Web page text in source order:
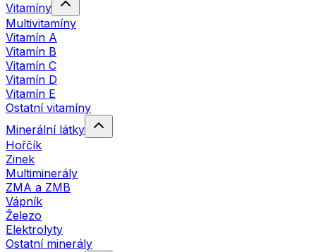
Vitamíny
Multivitamíny
Vitamín A
Vitamín B
Vitamín C
Vitamín D
Vitamín E
Ostatní vitamíny
Minerální látky
Hořčík
Zinek
Multiminerály
ZMA a ZMB
Vápník
Železo
Elektrolyty
Ostatní minerály